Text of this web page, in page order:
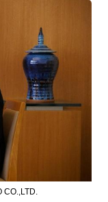
CO.,LTD.